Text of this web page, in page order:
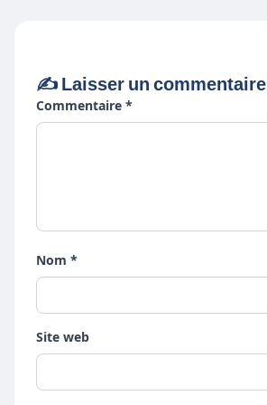
✍️ Laisser un commentaire
Commentaire *
Nom *
Site web